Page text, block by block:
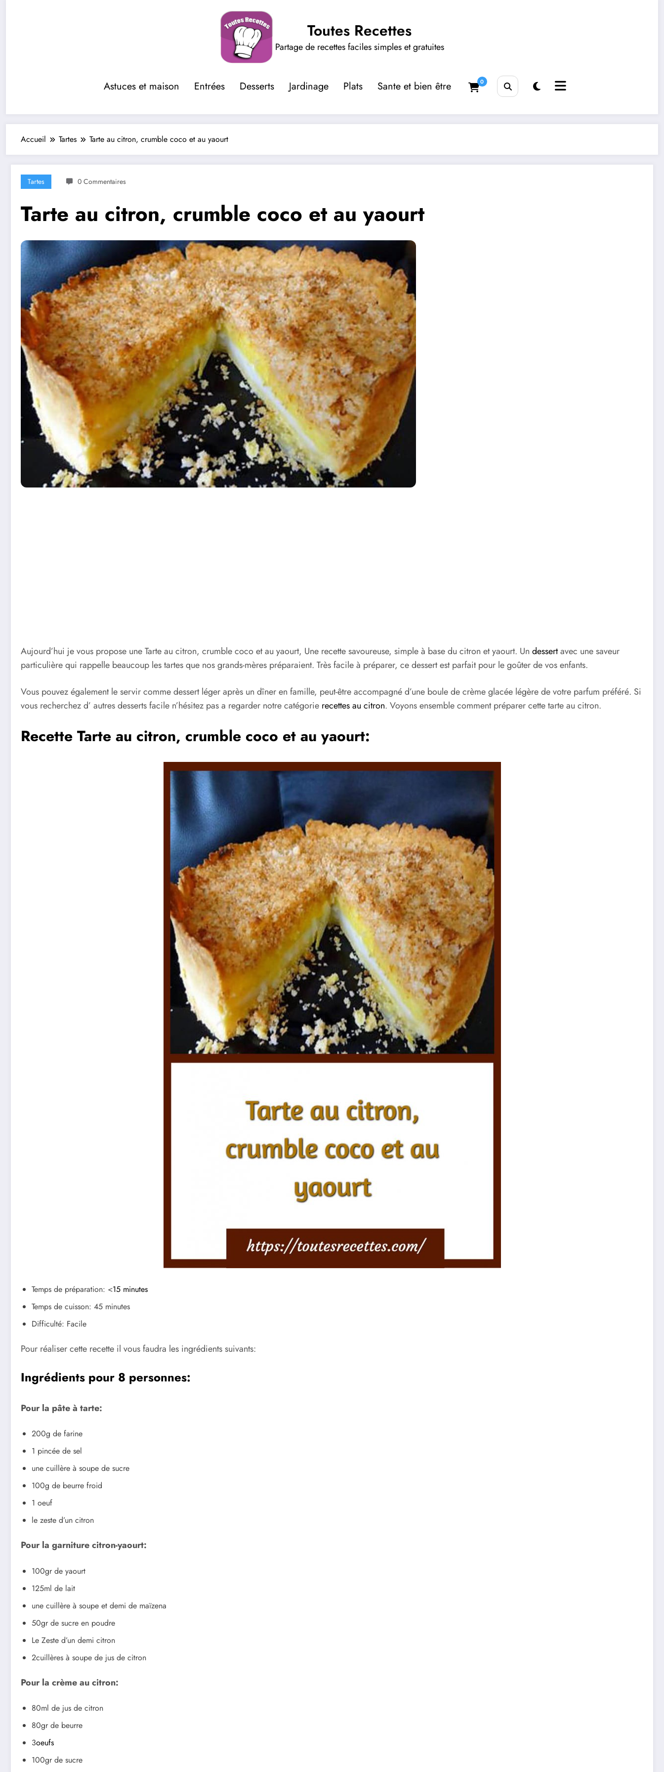
Toutes Recettes
Partage de recettes faciles simples et gratuites
Astuces et maison Entrées Desserts Jardinage Plats Sante et bien être 0
Accueil Tartes Tarte au citron, crumble coco et au yaourt
Tartes 0 Commentaires
Tarte au citron, crumble coco et au yaourt
Aujourd’hui je vous propose une Tarte au citron, crumble coco et au yaourt, Une recette savoureuse, simple à base du citron et yaourt. Un dessertavec une saveur
particulière qui rappelle beaucoup les tartes que nos grands-mères préparaient. Très facile à préparer, ce dessert est parfait pour le goûter de vos enfants.
Vous pouvez également le servir comme dessert léger après un dîner en famille, peut-être accompagné d’une boule de crème glacée légère de votre parfum préféré. Si
vous recherchez d’ autres desserts facile n’hésitez pas a regarder notre catégorie recettes au citron. Voyons ensemble comment préparer cette tarte au citron.
Recette Tarte au citron, crumble coco et au yaourt:
Temps de préparation: <15 minutes
Temps de cuisson: 45 minutes
Difficulté: Facile
Pour réaliser cette recette il vous faudra les ingrédients suivants:
Ingrédients pour 8 personnes:
Pour la pâte à tarte:
200g de farine
1 pincée de sel
une cuillère à soupe de sucre
100g de beurre froid
1 oeuf
le zeste d’un citron
Pour la garniture citron-yaourt:
100gr de yaourt
125ml de lait
une cuillère à soupe et demi de maïzena
50gr de sucre en poudre
Le Zeste d’un demi citron
2cuillères à soupe de jus de citron
Pour la crème au citron:
80ml de jus de citron
80gr de beurre
3oeufs
100gr de sucre